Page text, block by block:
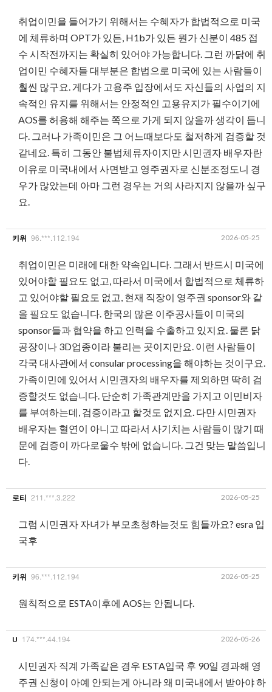
취업이민을 들어가기 위해서는 수혜자가 합법적으로 미국
에 체류하며 OPT가 있든, H1b가 있든 뭔가 신분이 485 접
수 시작전까지는 확실히 있어야 가능합니다. 그런 까닭에 취
업이민 수혜자들 대부분은 합법으로 미국에 있는 사람들이
훨씬 많구요. 게다가 고용주 입장에서도 자신들의 사업의 지
속적인 유지를 위해서는 안정적인 고용유지가 필수이기에
AOS를 허용해 해주는 쪽으로 가게 되지 않을까 생각이 듭니
다. 그러나 가족이민은 그 어느때보다도 철저하게 검증할 것
같네요. 특히 그동안 불법체류자이지만 시민권자 배우자란
이유로 미국내에서 사면받고 영주권자로 신분조정도니 경
우가 많았는데 아마 그런 경우는 거의 사라지지 않을까 싶구
요.
키위 96.***.112.194 2026-05-25
취업이민은 미래에 대한 약속입니다. 그래서 반드시 미국에
있어야할 필요도 없고, 따라서 미국에서 합법적으로 체류하
고 있어야할 필요도 없고, 현재 직장이 영주권 sponsor와 같
을 필요도 없습니다. 한국의 많은 이주공사들이 미국의
sponsor들과 협약을 하고 인력을 수출하고 있지요. 물론 닭
공장이나 3D업종이라 불리는 곳이지만요. 이런 사람들이
각국 대사관에서 consular processing을 해야하는 것이구요.
가족이민에 있어서 시민권자의 배우자를 제외하면 딱히 검
증할것도 없습니다. 단순히 가족관계만을 가지고 이민비자
를 부여하는데, 검증이라고 할것도 없지요. 다만 시민권자
배우자는 혈연이 아니고 따라서 사기치는 사람들이 많기 때
문에 검증이 까다로울수 밖에 없습니다. 그건 맞는 말씀입니
다.
로티 211.***.3.222 2026-05-25
그럼 시민권자 자녀가 부모초청하늗것도 힘들까요? esra 입
국후
키위 96.***.112.194 2026-05-25
원칙적으로 ESTA이후에 AOS는 안됩니다.
U 174.***.44.194 2026-05-26
시민권자 직계 가족같은 경우 ESTA입국 후 90일 경과해 영
주권 신청이 아예 안되는게 아니라 왜 미국내에서 받아야 하